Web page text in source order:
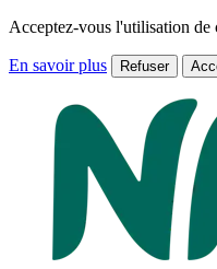
Acceptez-vous l'utilisation de
En savoir plus Refuser